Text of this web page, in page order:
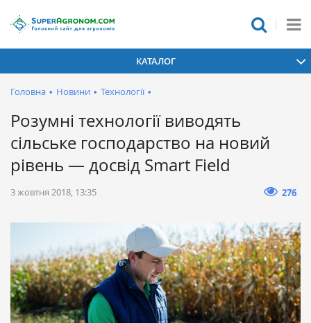
КАТАЛОГ
Головна • Новини • Технології •
Розумні технології виводять
сільське господарство на новий
рівень — досвід Smart Field
3 жовтня 2018, 13:35 276